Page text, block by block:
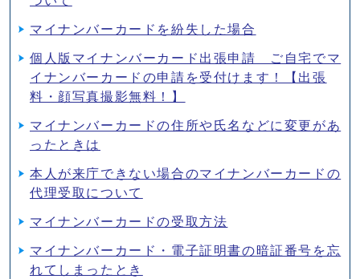
マイナンバーカードを紛失した場合
個人版マイナンバーカード出張申請 ご自宅でマ
イナンバーカードの申請を受付けます！【出張
料・顔写真撮影無料！】
マイナンバーカードの住所や氏名などに変更があ
ったときは
本人が来庁できない場合のマイナンバーカードの
代理受取について
マイナンバーカードの受取方法
マイナンバーカード・電子証明書の暗証番号を忘
れてしまったとき